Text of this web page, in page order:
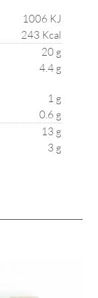
1006 KJ
243 Kcal
20 g
4.4 g
1 g
0.6 g
13 g
3 g